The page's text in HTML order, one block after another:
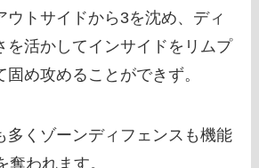
ウトサイドから3を沈め、ディ
を活かしてインサイドをリムプ
固め攻めることができず。
多くゾーンディフェンスも機能
奪われます。